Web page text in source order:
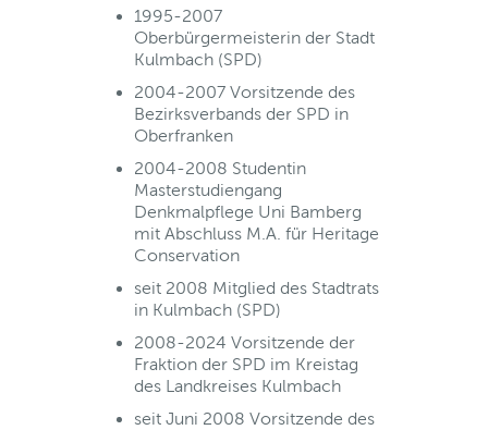
1995-2007
Oberbürgermeisterin der Stadt
Kulmbach (SPD)
2004-2007 Vorsitzende des
Bezirksverbands der SPD in
Oberfranken
2004-2008 Studentin
Masterstudiengang
Denkmalpflege Uni Bamberg
mit Abschluss M.A. für Heritage
Conservation
seit 2008 Mitglied des Stadtrats
in Kulmbach (SPD)
2008-2024 Vorsitzende der
Fraktion der SPD im Kreistag
des Landkreises Kulmbach
seit Juni 2008 Vorsitzende des